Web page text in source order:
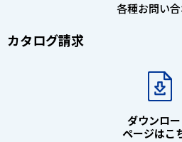
各種お問い
カタログ請求
ダウンロ
ページはこ